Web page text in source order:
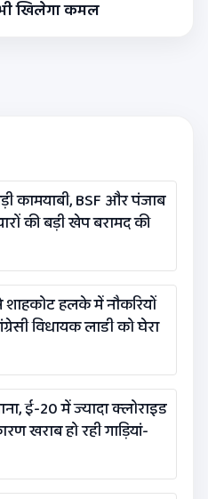
खिलेगा कमल
कामयाबी, BSF और पंजाब
की बड़ी खेप बरामद की
शाहकोट हलके में नौकरियों
विधायक लाडी को घेरा
ई-20 में ज्यादा क्लोराइड
खराब हो रही गाड़ियां-